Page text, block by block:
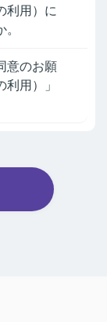
利用）に
意のお願
用）」